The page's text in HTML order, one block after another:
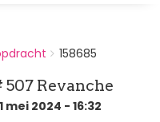
158685
507 Revanche
mei 2024 - 16:32